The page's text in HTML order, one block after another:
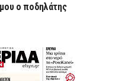
ο ποδηλάτης